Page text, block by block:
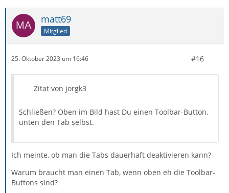
matt69
Mitglied
25. Oktober 2023 um 16:46 #16
Zitat von jorgk3
Schließen? Oben im Bild hast Du einen Toolbar-Button,
unten den Tab selbst.
Ich meinte, ob man die Tabs dauerhaft deaktivieren kann?
Warum braucht man einen Tab, wenn oben eh die Toolbar-
Buttons sind?